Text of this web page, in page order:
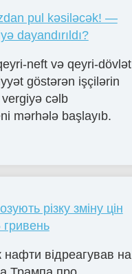
pul kəsiləcək! —
dayandırıldı?
neft və qeyri-dövlət
göstərən işçilərin
vergiyə cəlb
mərhələ başlayıb.
різку зміну цін
нафти відреагував на